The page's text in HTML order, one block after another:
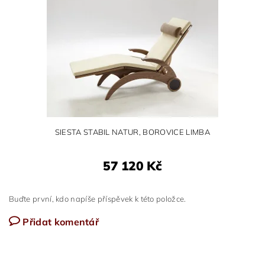
SIESTA STABIL NATUR, BOROVICE LIMBA
57 120 Kč
Buďte první, kdo napíše příspěvek k této položce.
Přidat komentář